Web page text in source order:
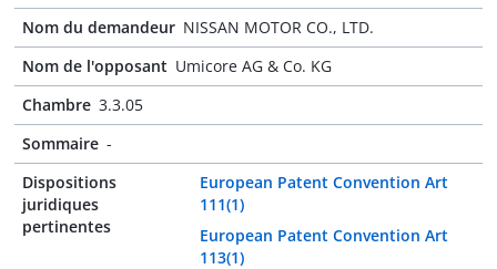
Nom du demandeur NISSAN MOTOR CO., LTD.
Nom de l'opposant Umicore AG & Co. KG
Chambre 3.3.05
Sommaire -
Dispositions
juridiques
pertinentes
European Patent Convention Art
111(1)
European Patent Convention Art
113(1)